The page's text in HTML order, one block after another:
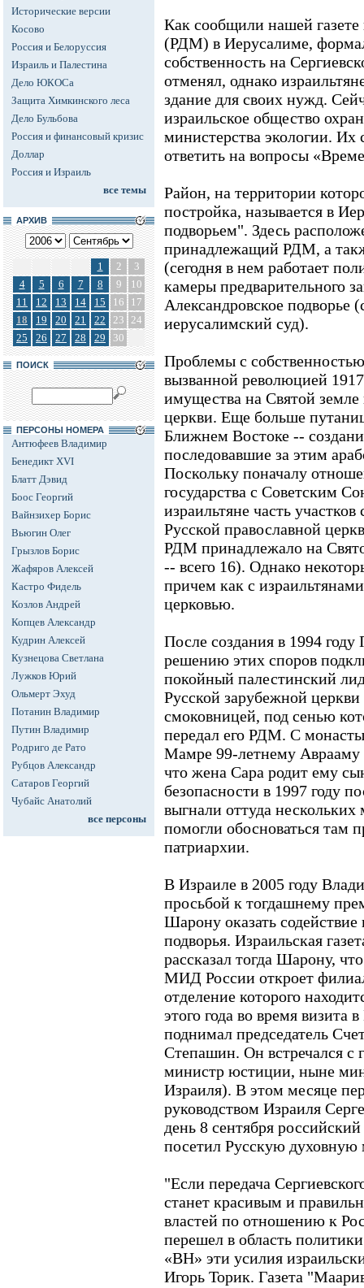
Исторические версии
Косово
Россия и Белоруссия
Израиль и Палестина
Дело ЮКОСа
Защита Химкинского леса
Дело Бульбова
Россия и финансовый кризис
Доллар
Россия и Израиль
все темы
АРХИВ
1 2
3
4
5 6 7 8 9
10
11
12 13 14 15 16
17
18
19 20 21 22 23 24
25
26 27 28 29 30
ПОИСК
ПЕРСОНЫ НОМЕРА
Антюфеев Владимир
Бенедикт XVI
Блатт Дэвид
Боос Георгий
Вайнзихер Борис
Вьюгин Олег
Грызлов Борис
Жафяров Алексей
Кастро Фидель
Козлов Андрей
Копцев Александр
Кудрин Алексей
Кузнецова Светлана
Лужков Юрий
Ольмерт Эхуд
Потанин Владимир
Путин Владимир
Родриго де Рато
Рубцов Александр
Сатаров Георгий
Чубайс Анатолий
все персоны
Как сообщили нашей
(РДМ) в Иерусалиме,
собственность на
отменял, однако
здание для своих нужд.
израильское общество
министерства экологии. Их
ответить на вопросы
Район, на территории
постройка, называется в
подворьем". Здесь
принадлежащий РДМ, а
(сегодня в нем работает
камеры предварительного
Александровское подворье
иерусалимский суд).
Проблемы с
вызванной революцией
имущества на Святой
церкви. Еще больше
Ближнем Востоке --
последовавшие за этим
Поскольку поначалу
государства с Советским
израильтяне часть
Русской православной
РДМ принадлежало на
-- всего 16). Однако
причем как с
церковью.
После создания в 1994
решению этих споров
покойный палестинский
Русской зарубежной
смоковницей, под сенью
передал его РДМ. С
Мамре 99-летнему Аврааму
что жена Сара родит ему
безопасности в 1997 году
выгнали оттуда
помогли обосноваться там
патриархии.
В Израиле в 2005 году
просьбой к тогдашнему
Шарону оказать содействие
подворья. Израильская
рассказал тогда Шарону,
МИД России откроет
отделение которого
этого года во время визита
поднимал председатель
Степашин. Он встречался
министр юстиции, ныне
Израиля). В этом месяце
руководством Израиля
день 8 сентября
посетил Русскую
"Если передача
станет красивым и
властей по отношению к
перешел в область
«ВН» эти усилия
Игорь Торик. Газета